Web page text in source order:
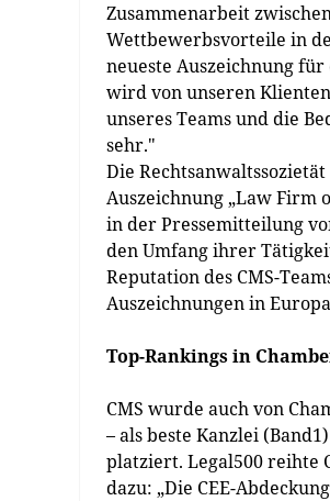
Zusammenarbeit
Wettbewerbsvorteile in
neueste Auszeichnung für
wird von unseren
unseres Teams und die
sehr."
Die
Auszeichnung „Law Firm
in der Pressemitteilung
den Umfang ihrer
Reputation des CMS-
Auszeichnungen in
Top-Rankings in
CMS wurde auch von
– als beste Kanzlei
platziert. Legal500 reihte
dazu: „Die CEE-